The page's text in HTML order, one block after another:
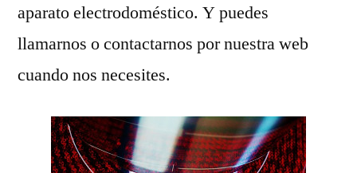
aparato electrodoméstico. Y puedes
llamarnos o contactarnos por nuestra web
cuando nos necesites.